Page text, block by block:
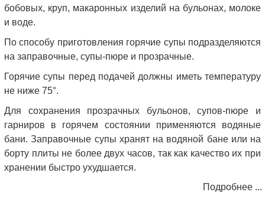
бобовых, круп, макаронных изделий на бульонах, молоке
и воде.
По способу приготовления горячие супы подразделяются
на заправочные, супы-пюре и прозрачные.
Горячие супы перед подачей должны иметь температуру
не ниже 75°.
Для сохранения прозрачных бульонов, супов-пюре и
гарниров в горячем состоянии применяются водяные
бани. Заправочные супы хранят на водяной бане или на
борту плиты не более двух часов, так как качество их при
хранении быстро ухудшается.
Подробнее ...